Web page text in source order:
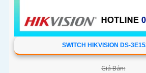
SWITCH HIKVISION DS-
Giá Bán: